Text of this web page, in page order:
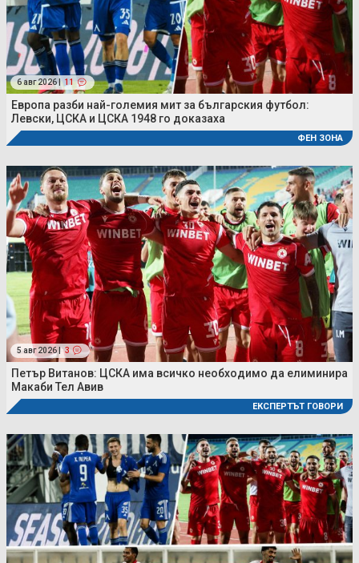
6 авг 2026 | 11
Европа разби най-големия мит за българския футбол:
Левски, ЦСКА и ЦСКА 1948 го доказаха
ФЕН ЗОНА
5 авг 2026 | 3
Петър Витанов: ЦСКА има всичко необходимо да елиминира
Макаби Тел Авив
ЕКСПЕРТЪТ ГОВОРИ